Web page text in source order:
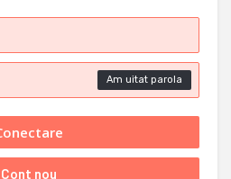
Am uitat parola